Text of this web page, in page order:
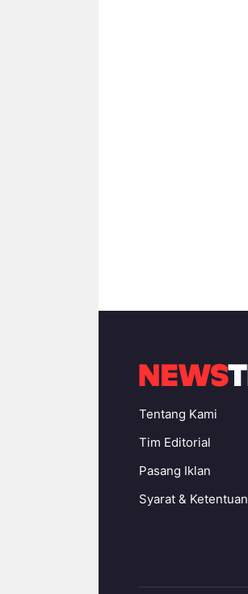
Tentang Kami
Tim Editorial
Pasang Iklan
Syarat & Ketentuan